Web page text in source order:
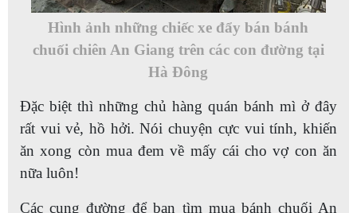
Hình ảnh những chiếc xe đẩy bán bánh
chuối chiên An Giang trên các con đường tại
Hà Đông
Đặc biệt thì những chủ hàng quán bánh mì ở đây
rất vui vẻ, hồ hởi. Nói chuyện cực vui tính, khiến
ăn xong còn mua đem về mấy cái cho vợ con ăn
nữa luôn!
Các cung đường để bạn tìm mua bánh chuối An